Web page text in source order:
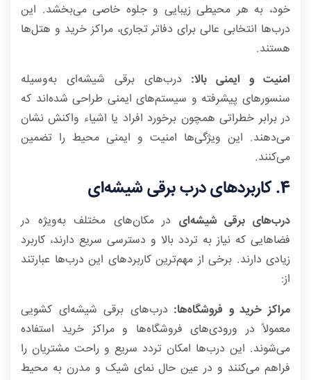
خود، به هر محیطی زیبایی و جلوه خاصی می‌بخشد. این
درب‌ها انتخابی عالی برای دفاتر تجاری، مراکز خرید و هتل‌ها
هستند.
امنیت و ایمنی بالا: درب‌های برقی شیشه‌ای به‌وسیله
سنسورهای پیشرفته و سیستم‌های ایمنی طراحی شده‌اند که
در برابر خطراتی همچون برخورد افراد یا اشیاء واکنش نشان
می‌دهند. این ویژگی‌ها امنیت و ایمنی محیط را تضمین
می‌کنند.
4. کاربردهای درب برقی شیشه‌ای
درب‌های برقی شیشه‌ای در مکان‌های مختلف به‌ویژه در
فضاهایی که نیاز به تردد بالا و دسترسی سریع دارند، کاربرد
زیادی دارند. برخی از مهم‌ترین کاربردهای این درب‌ها عبارتند
از:
مراکز خرید و فروشگاه‌ها: درب‌های برقی شیشه‌ای کشویی
معمولاً در ورودی‌های فروشگاه‌ها و مراکز خرید استفاده
می‌شوند. این درب‌ها امکان تردد سریع و راحت مشتریان را
فراهم می‌کنند و در عین حال نمای شیک و مدرن به محیط